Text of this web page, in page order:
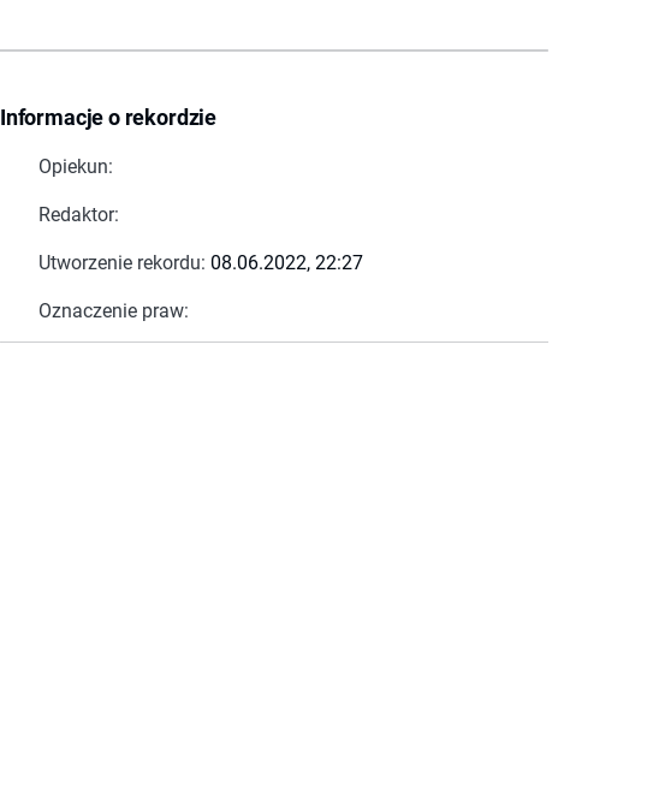
Informacje o rekordzie
Opiekun:
Redaktor:
Utworzenie rekordu: 08.06.2022, 22:27
Oznaczenie praw: